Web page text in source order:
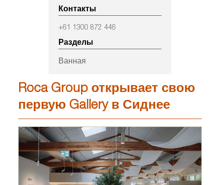
Контакты
+61 1300 872 446
Разделы
Ванная
Roca Group открывает свою
первую Gallery в Сиднее